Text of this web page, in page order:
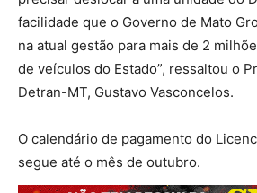
facilidade que o Governo de Mato
na atual gestão para mais de 2
de veículos do Estado”, ressaltou o
Detran-MT, Gustavo Vasconcelos.
O calendário de pagamento do
segue até o mês de outubro.